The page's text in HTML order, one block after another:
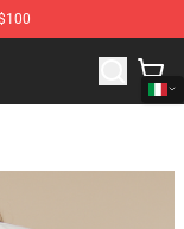
Store